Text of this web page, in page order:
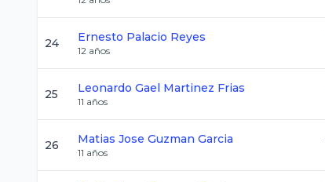
24 Ernesto Palacio Reyes
12 años
25 Leonardo Gael Martinez Frias
11 años
26 Matias Jose Guzman Garcia
11 años